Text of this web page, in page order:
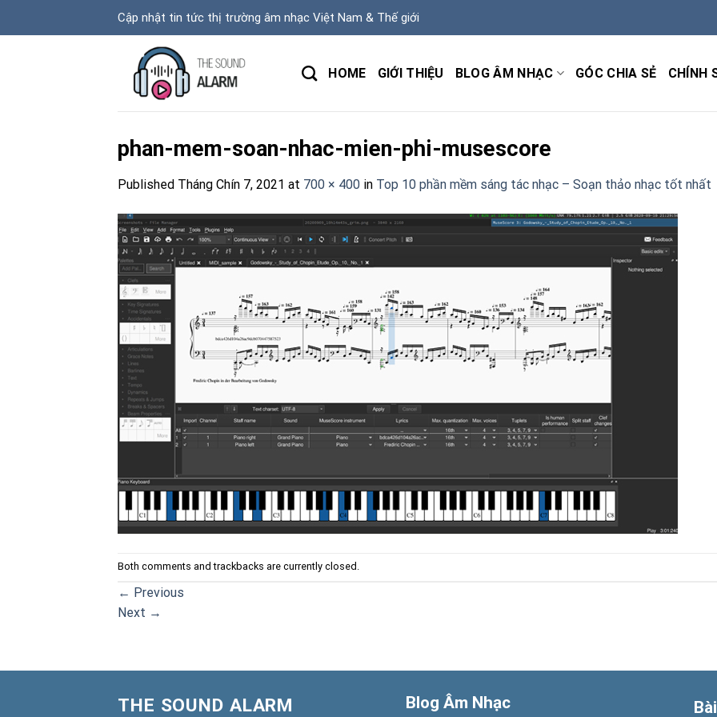
Cập nhật tin tức thị trường âm nhạc Việt Nam & Thế giới
HOME GIỚI THIỆU BLOG ÂM NHẠC GÓC CHIA SẺ CHÍNH
phan-mem-soan-nhac-mien-phi-musescore
Published Tháng Chín 7, 2021 at 700 × 400 in Top 10 phần mềm sáng tác nhạc – Soạn thảo nhạc tốt nhất
Both comments and trackbacks are currently closed.
← Previous
Next →
THE SOUND ALARM Blog Âm Nhạc